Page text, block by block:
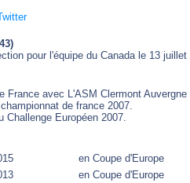
pour l'équipe du Canada le 13
France avec L'ASM Clermont Auvergne
de france 2007.
Challenge Européen 2007.
en Coupe d'Europe
en Coupe d'Europe